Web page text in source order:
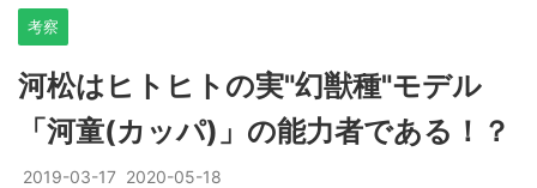
考察
河松はヒトヒトの実"幻獣種"モデル
「河童(カッパ)」の能力者である！？
2019-03-17 2020-05-18